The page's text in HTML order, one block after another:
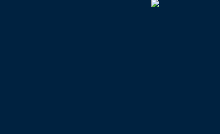
Dokładna diagnostyka i